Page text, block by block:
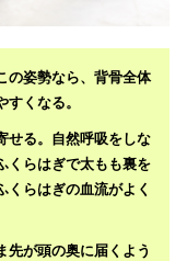
の姿勢なら、背骨全体
くなる。
せる。自然呼吸をしな
くらはぎで太もも裏を
くらはぎの血流がよく
先が頭の奥に届くよう